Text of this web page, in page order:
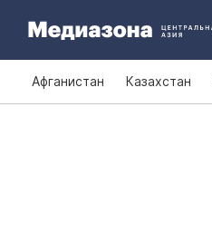
Афганистан Казахстан